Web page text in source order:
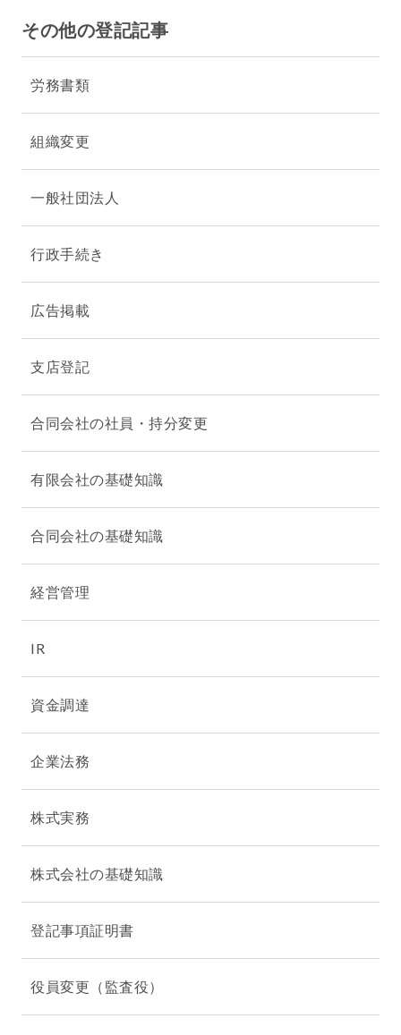
その他の登記記事
労務書類
組織変更
一般社団法人
行政手続き
広告掲載
支店登記
合同会社の社員・持分変更
有限会社の基礎知識
合同会社の基礎知識
経営管理
IR
資金調達
企業法務
株式実務
株式会社の基礎知識
登記事項証明書
役員変更（監査役）